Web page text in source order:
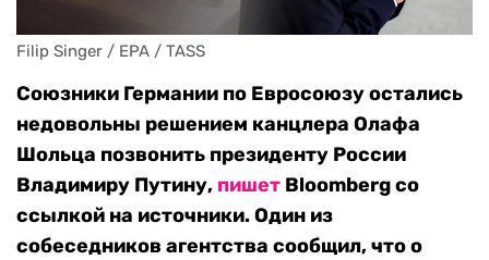
Filip Singer / EPA / TASS
Союзники Германии по Евросоюзу остались
недовольны решением канцлера Олафа
Шольца позвонить президенту России
Владимиру Путину, пишет Bloomberg со
ссылкой на источники. Один из
собеседников агентства сообщил, что о